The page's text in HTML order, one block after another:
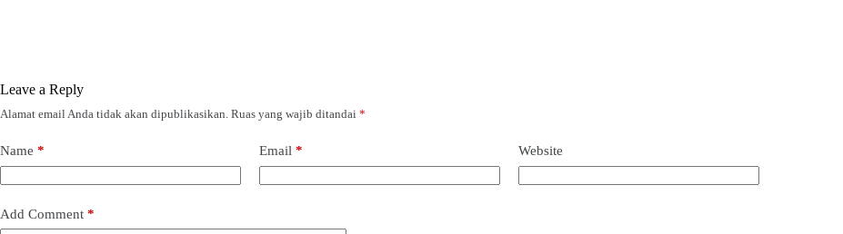
Leave a Reply
Alamat email Anda tidak akan dipublikasikan. Ruas yang wajib ditandai *
Name * Email * Website
Add Comment *